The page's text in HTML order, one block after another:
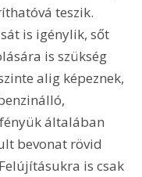
teszik.
is igénylik, sőt
is szükség
alig képeznek,
általában
bevonat rövid
is csak